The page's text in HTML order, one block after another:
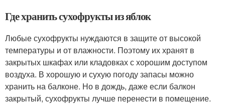
Где хранить сухофрукты из яблок
Любые сухофрукты нуждаются в защите от высокой
температуры и от влажности. Поэтому их хранят в
закрытых шкафах или кладовках с хорошим доступом
воздуха. В хорошую и сухую погоду запасы можно
хранить на балконе. Но в дождь, даже если балкон
закрытый, сухофрукты лучше перенести в помещение.